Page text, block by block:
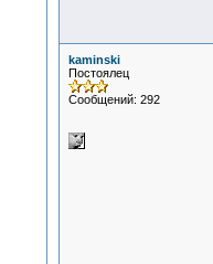
kaminski
Постоялец
Сообщений: 292